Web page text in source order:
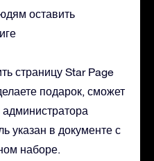
оставить
страницу Star Page
подарок, сможет
указан в документе с
наборе.